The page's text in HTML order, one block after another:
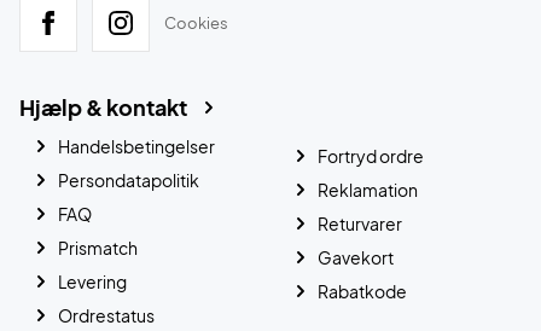
Cookies
Hjælp & kontakt
Handelsbetingelser
Persondatapolitik
FAQ
Prismatch
Levering
Ordrestatus
Fortryd ordre
Reklamation
Returvarer
Gavekort
Rabatkode